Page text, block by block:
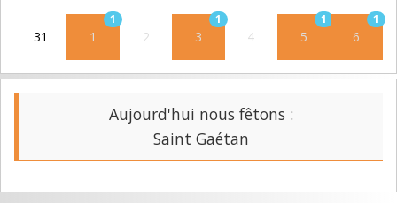
31 1
1
2 3
1
4 5
1
6
1
Aujourd'hui nous fêtons :
Saint Gaétan